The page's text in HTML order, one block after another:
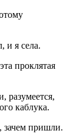
и я села.
проклятая
разумеется,
каблука.
зачем пришли.